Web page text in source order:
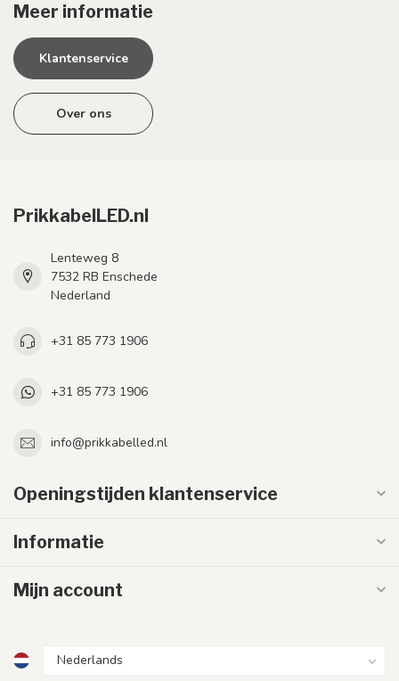
Meer informatie
Klantenservice
Over ons
PrikkabelLED.nl
Lenteweg 8
7532 RB Enschede
Nederland
+31 85 773 1906
+31 85 773 1906
info@prikkabelled.nl
Openingstijden klantenservice
Informatie
Mijn account